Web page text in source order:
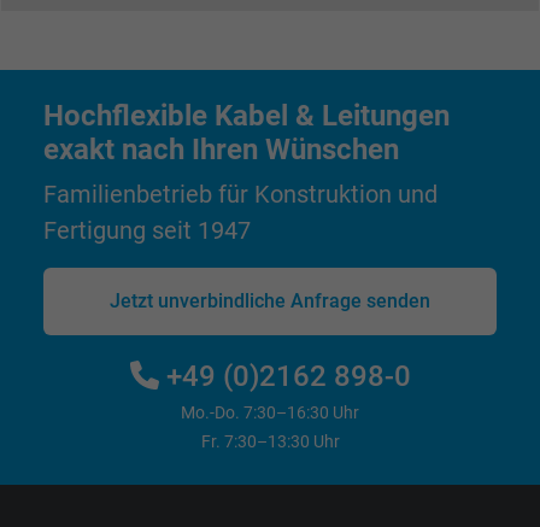
Hochflexible Kabel & Leitungen
exakt nach Ihren Wünschen
Familienbetrieb für Konstruktion und
Fertigung seit 1947
Jetzt unverbindliche Anfrage senden
+49 (0)2162 898-0
Mo.-Do. 7:30–16:30 Uhr
Fr. 7:30–13:30 Uhr